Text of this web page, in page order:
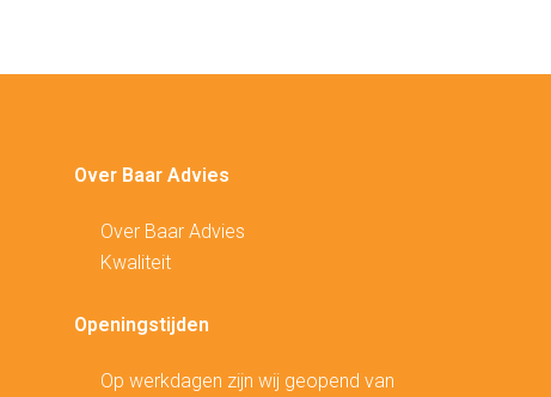
Over Baar Advies
Over Baar Advies
Kwaliteit
Openingstijden
Op werkdagen zijn wij geopend van